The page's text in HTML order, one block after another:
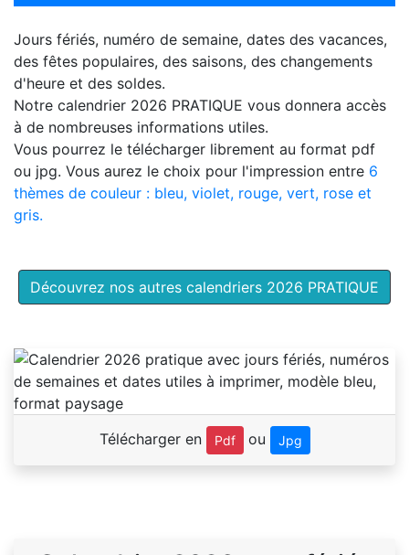
Jours fériés, numéro de semaine, dates des vacances,
des fêtes populaires, des saisons, des changements
d'heure et des soldes.
Notre calendrier 2026 PRATIQUE vous donnera accès
à de nombreuses informations utiles.
Vous pourrez le télécharger librement au format pdf
ou jpg. Vous aurez le choix pour l'impression entre 6
thèmes de couleur : bleu, violet, rouge, vert, rose et
gris.
Découvrez nos autres calendriers 2026 PRATIQUE
Télécharger en Pdf ou Jpg